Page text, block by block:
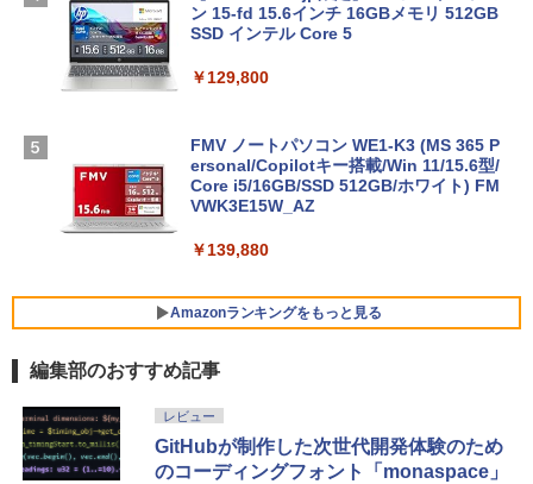
ン 15-fd 15.6インチ 16GBメモリ 512GB
SSD インテル Core 5
￥129,800
FMV ノートパソコン WE1-K3 (MS 365 P
ersonal/Copilotキー搭載/Win 11/15.6型/
Core i5/16GB/SSD 512GB/ホワイト) FM
VWK3E15W_AZ
￥139,880
Amazonランキングをもっと見る
Robloxギフトカード - 800 Robux 【限
インゲームコード】 ロブロックス | オン
ラインコード版
生成AIパスポート公式テキスト 第４版
￥1,766
Amazon Kindle - 目に優しい、かさばら
続バッテリー、6インチディスプレイ電子
書籍リーダー、マッチャ、16GB、広告な
編集部のおすすめ記事
レビュー
GitHubが制作した次世代開発体験のため
のコーディングフォント「monaspace」